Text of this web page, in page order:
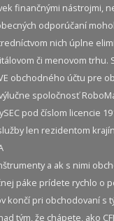
finančnými nástrojmi,
odporúčaní
nich úplne
či menovom trhu.
obchodného účtu pre
spoločnosť
pod číslom licencie
len rezidentom krajín
a ak s nimi
páke prídete rychlo o
končí pri obchodovaní s
tým, že chápete, ako